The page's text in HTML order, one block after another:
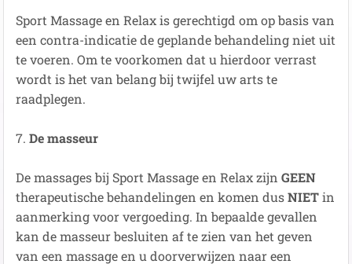
Sport Massage en Relax is gerechtigd om op basis van
een contra-indicatie de geplande behandeling niet uit
te voeren. Om te voorkomen dat u hierdoor verrast
wordt is het van belang bij twijfel uw arts te
raadplegen.
7. De masseur
De massages bij Sport Massage en Relax zijn GEEN
therapeutische behandelingen en komen dusNIETin
aanmerking voor vergoeding. In bepaalde gevallen
kan de masseur besluiten af te zien van het geven
van een massage en u doorverwijzen naar een